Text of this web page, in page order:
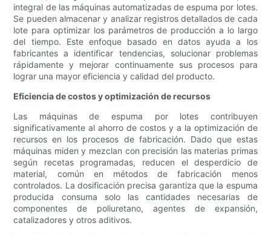
integral de las máquinas automatizadas de espuma por lotes.
Se pueden almacenar y analizar registros detallados de cada
lote para optimizar los parámetros de producción a lo largo
del tiempo. Este enfoque basado en datos ayuda a los
fabricantes a identificar tendencias, solucionar problemas
rápidamente y mejorar continuamente sus procesos para
lograr una mayor eficiencia y calidad del producto.
Eficiencia de costos y optimización de recursos
Las máquinas de espuma por lotes contribuyen
significativamente al ahorro de costos y a la optimización de
recursos en los procesos de fabricación. Dado que estas
máquinas miden y mezclan con precisión las materias primas
según recetas programadas, reducen el desperdicio de
material, común en métodos de fabricación menos
controlados. La dosificación precisa garantiza que la espuma
producida consuma solo las cantidades necesarias de
componentes de poliuretano, agentes de expansión,
catalizadores y otros aditivos.